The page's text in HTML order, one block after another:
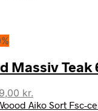
Massiv Teak
kr.
aktuelle